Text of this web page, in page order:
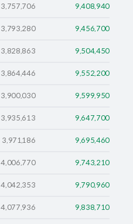
3,757,706 9,408,940
3,793,280 9,456,700
3,828,863 9,504,450
3,864,446 9,552,200
3,900,030 9,599,950
3,935,613 9,647,700
3,971,186 9,695,460
4,006,770 9,743,210
4,042,353 9,790,960
4,077,936 9,838,710